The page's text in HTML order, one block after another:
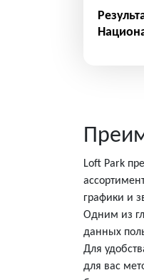
Loft Park
графики и
Одним из
данных
Для
для вас